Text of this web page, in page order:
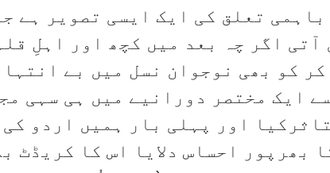
باہمی تعلق کی ایک ایسی تصویر ہے
آتی اگر چہ بعد میں کچھ اور اہلِ
کو بھی نوجوان نسل میں بے
ایک مختصر دورانیے میں ہی سہی
اور پہلی بار ہمیں اردو
بھرپور احساس دلایا اس کا کریڈٹ